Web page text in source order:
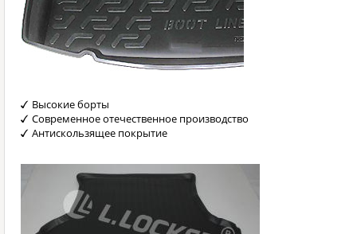
Высокие борты
Современное отечественное производство
Антискользящее покрытие